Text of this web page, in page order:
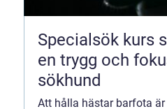
Specialsök kurs så bygger du
en trygg och
sökhund
Att hålla hästar barfota är